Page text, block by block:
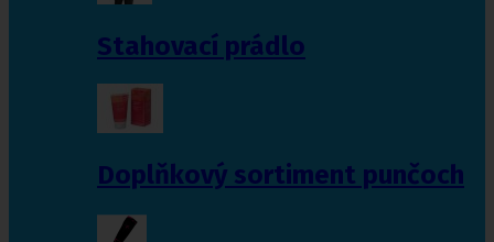
Stahovací prádlo
Doplňkový sortiment punčoch